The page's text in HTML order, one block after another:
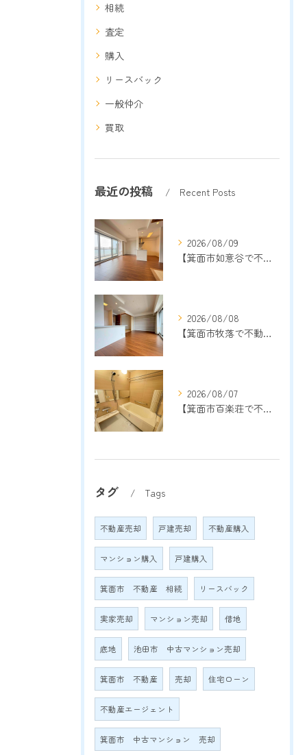
相続
査定
購入
リースバック
一般仲介
買取
最近の投稿 Recent Posts
2026/08/09
【箕面市如意谷で不動産売却をご検討中の方へ】地域密着13年以上の売却専門店が成功のポイントを解説
2026/08/08
【箕面市牧落で不動産売却をご検討中の方へ】地域密着13年以上の売却専門店が成功のポイントを解説
2026/08/07
【箕面市百楽荘で不動産売却をご検討中の方へ】地域密着13年以上の売却専門店が成功のポイントを解説
タグ Tags
不動産売却 戸建売却 不動産購入
マンション購入 戸建購入
箕面市 不動産 相続 リースバック
実家売却 マンション売却 借地
底地 池田市 中古マンション売却
箕面市 不動産 売却 住宅ローン
不動産エージェント
箕面市 中古マンション 売却